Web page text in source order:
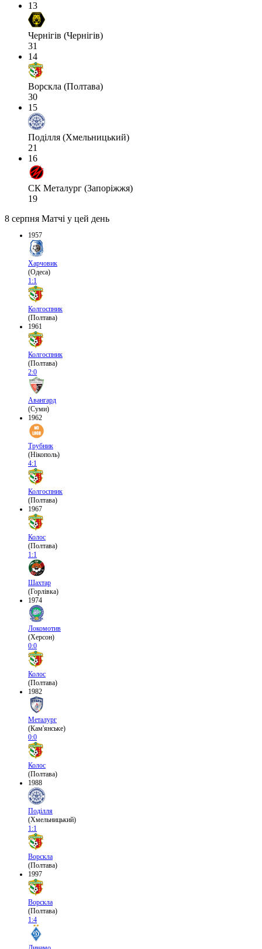
13
Чернігів (Чернігів)
31
14
Ворскла (Полтава)
30
15
Поділля (Хмельницький)
21
16
СК Металург (Запоріжжя)
19
8 серпня Матчі у цей день
1957
Харчовик
(Одеса)
1:1
Колгоспник
(Полтава)
1961
Колгоспник
(Полтава)
2:0
Авангард
(Суми)
1962
Трубник
(Нікополь)
4:1
Колгоспник
(Полтава)
1967
Колос
(Полтава)
1:1
Шахтар
(Горлівка)
1974
Локомотив
(Херсон)
0:0
Колос
(Полтава)
1982
Металург
(Кам'янське)
0:0
Колос
(Полтава)
1988
Поділля
(Хмельницький)
1:1
Ворскла
(Полтава)
1997
Ворскла
(Полтава)
1:4